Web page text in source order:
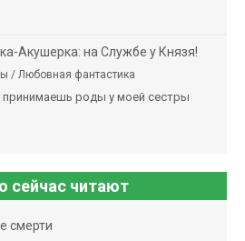
Акушерка: на Службе у Князя!
/ Любовная фантастика
роды у моей сестры
сейчас читают
смерти